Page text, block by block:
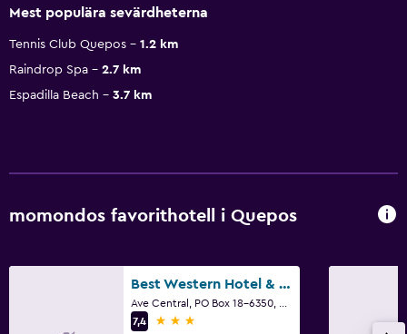
Mest populära sevärdheterna
Tennis Club Quepos
1.2 km
Raindrop Spa
2.7 km
Espadilla Beach
3.7 km
momondos favorithotell i Quepos
Best Western Hotel & Casino Kamuk
7,4
3 stjärnor